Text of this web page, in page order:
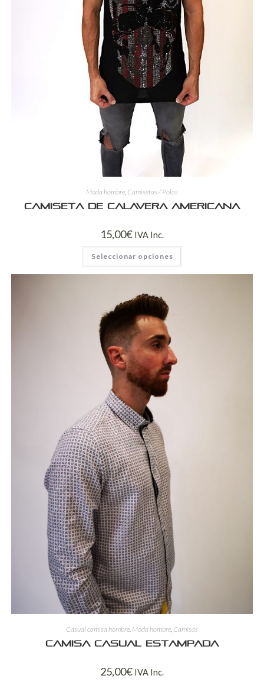
Moda hombre, Camisetas / Polos
Camiseta de calavera americana
15,00€ IVA Inc.
Seleccionar opciones
Casual camisa hombre Moda hombre Camisas
Camisa casual estampada
25,00€ IVA Inc.